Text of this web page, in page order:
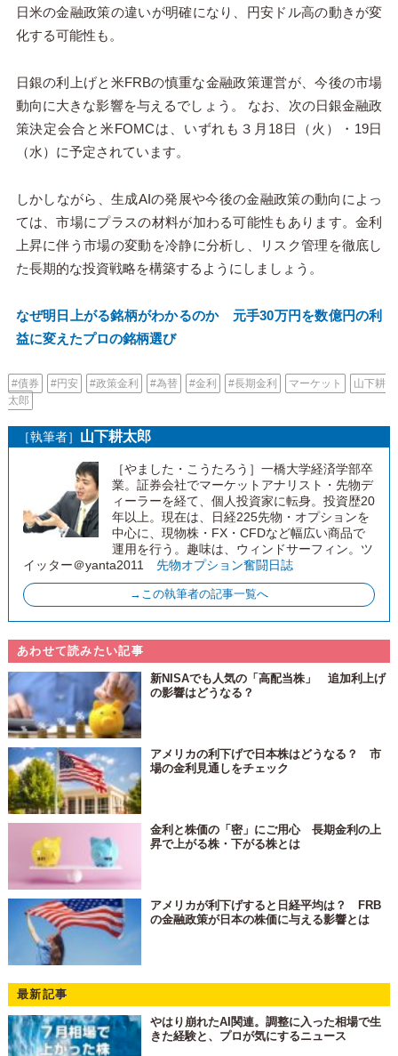
日米の金融政策の違いが明確になり、円安ドル高の動きが変
化する可能性も。
日銀の利上げと米FRBの慎重な金融政策運営が、今後の市場
動向に大きな影響を与えるでしょう。 なお、次の日銀金融政
策決定会合と米FOMCは、いずれも３月18日（火）・19日
（水）に予定されています。
しかしながら、生成AIの発展や今後の金融政策の動向によっ
ては、市場にプラスの材料が加わる可能性もあります。金利
上昇に伴う市場の変動を冷静に分析し、リスク管理を徹底し
た長期的な投資戦略を構築するようにしましょう。
なぜ明日上がる銘柄がわかるのか 元手30万円を数億円の利
益に変えたプロの銘柄選び
#債券 #円安 #政策金利 #為替 #金利 #長期金利 マーケット
山下耕
太郎
［執筆者］ 山下耕太郎
［やました・こうたろう］一橋大学経済学部卒
業。証券会社でマーケットアナリスト・先物デ
ィーラーを経て、個人投資家に転身。投資歴20
年以上。現在は、日経225先物・オプションを
中心に、現物株・FX・CFDなど幅広い商品で
運用を行う。趣味は、ウィンドサーフィン。ツ
イッター＠yanta2011 先物オプション奮闘日誌
→この執筆者の記事一覧へ
あわせて読みたい記事
新NISAでも人気の「高配当株」 追加利上げ
の影響はどうなる？
アメリカの利下げで日本株はどうなる？ 市
場の金利見通しをチェック
金利と株価の「密」にご用心 長期金利の上
昇で上がる株・下がる株とは
アメリカが利下げすると日経平均は？ FRB
の金融政策が日本の株価に与える影響とは
最新記事
やはり崩れたAI関連。調整に入った相場で生
きた経験と、プロが気にするニュース